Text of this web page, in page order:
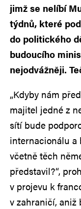
jimž se nelíbí
týdnů, které
do politického
budoucího
nejodvážněji.
„Kdyby nám
majitel jedné z
sítí bude
internacionálu a
včetně těch
představil?“,
v projevu k
v zahraničí, aniž